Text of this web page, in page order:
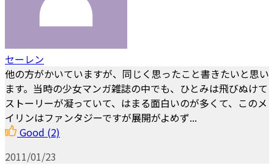
セーレン
他の方がかいていますが、同じく思ったこと書きたいと思い
ます。当時の少女マンガ雑誌の中でも、ひとみは飛びぬけて
ストーリーが凝っていて、はまる面白いのが多くて、このメ
イリンはファンタジーですが展開がよめず...
Good (2)
2011/01/23